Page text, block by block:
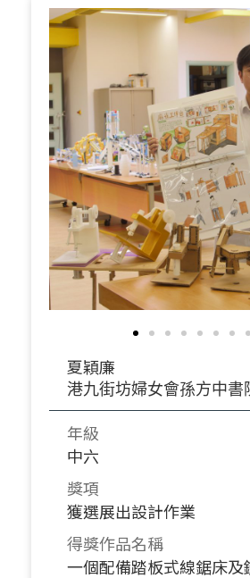
夏穎廉
港九街坊婦女會孫方中書
年級
中六
獎項
獲選展出設計作業
得獎作品名稱
一個配備踏板式線鋸床及